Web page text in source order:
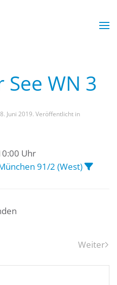
WN 3
Juni 2019. Veröffentlicht in
Uhr
91/2 (West)
Weiter